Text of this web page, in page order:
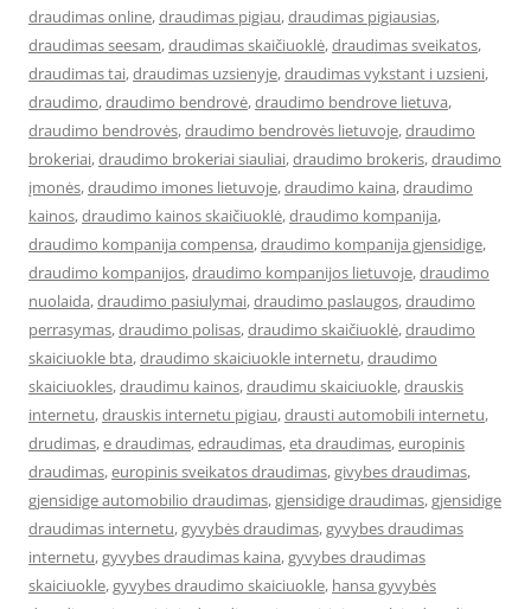
draudimas online,draudimas pigiau,draudimas pigiausias,
draudimas seesam,draudimas skaičiuoklė,draudimas sveikatos,
draudimas tai,draudimas uzsienyje,draudimas vykstant i uzsieni,
draudimo,draudimo bendrovė,draudimo bendrove lietuva,
draudimo bendrovės,draudimo bendrovės lietuvoje,draudimo
brokeriai,draudimo brokeriai siauliai,draudimo brokeris,draudimo
įmonės,draudimo imones lietuvoje,draudimo kaina,draudimo
kainos,draudimo kainos skaičiuoklė,draudimo kompanija,
draudimo kompanija compensa,draudimo kompanija gjensidige,
draudimo kompanijos,draudimo kompanijos lietuvoje,draudimo
nuolaida,draudimo pasiulymai,draudimo paslaugos,draudimo
perrasymas,draudimo polisas,draudimo skaičiuoklė,draudimo
skaiciuokle bta,draudimo skaiciuokle internetu,draudimo
skaiciuokles,draudimu kainos,draudimu skaiciuokle,drauskis
internetu,drauskis internetu pigiau,drausti automobili internetu,
drudimas,e draudimas,edraudimas,eta draudimas,europinis
draudimas,europinis sveikatos draudimas,givybes draudimas,
gjensidige automobilio draudimas,gjensidige draudimas,gjensidige
draudimas internetu,gyvybės draudimas,gyvybes draudimas
internetu,gyvybes draudimas kaina,gyvybes draudimas
skaiciuokle,gyvybes draudimo skaiciuokle, hansa gyvybės